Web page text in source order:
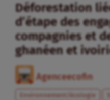
Déforestation
d’étape des
compagnies et
ghanéen et
Agenceecofin
Environnement/écologie